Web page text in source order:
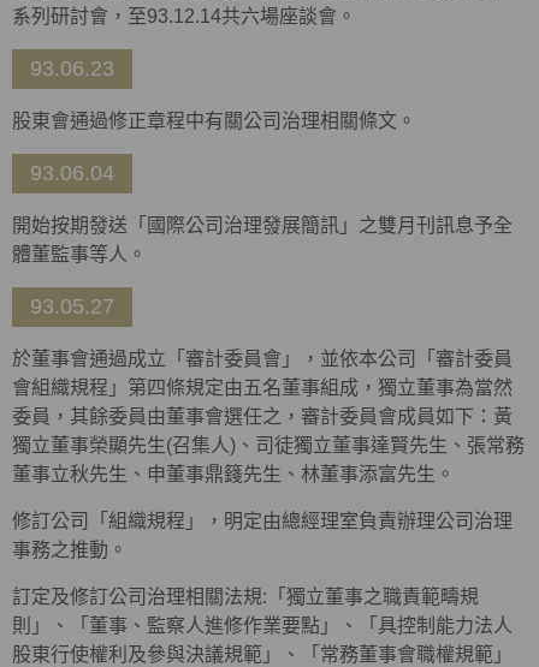
系列研討會，至93.12.14共六場座談會。
93.06.23
股東會通過修正章程中有關公司治理相關條文。
93.06.04
開始按期發送「國際公司治理發展簡訊」之雙月刊訊息予全
體董監事等人。
93.05.27
於董事會通過成立「審計委員會」，並依本公司「審計委員
會組織規程」第四條規定由五名董事組成，獨立董事為當然
委員，其餘委員由董事會選任之，審計委員會成員如下：黃
獨立董事榮顯先生(召集人)、司徒獨立董事達賢先生、張常務
董事立秋先生、申董事鼎籛先生、林董事添富先生。
修訂公司「組織規程」，明定由總經理室負責辦理公司治理
事務之推動。
訂定及修訂公司治理相關法規:「獨立董事之職責範疇規
則」、「董事、監察人進修作業要點」、「具控制能力法人
股東行使權利及參與決議規範」、「常務董事會職權規範」